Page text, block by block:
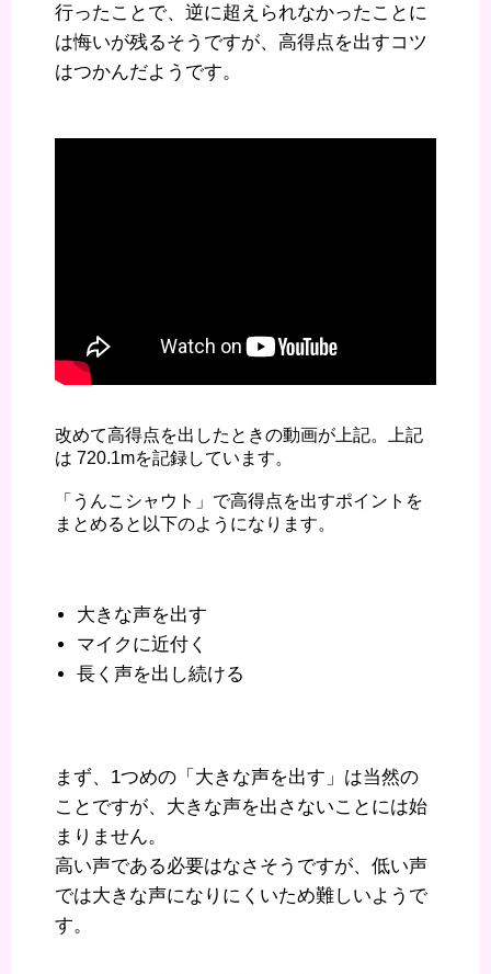
行ったことで、逆に超えられなかったことに
は悔いが残るそうですが、高得点を出すコツ
はつかんだようです。
改めて高得点を出したときの動画が上記。上記
は 720.1mを記録しています。
「うんこシャウト」で高得点を出すポイントを
まとめると以下のようになります。
大きな声を出す
マイクに近付く
長く声を出し続ける
まず、1つめの「大きな声を出す」は当然の
ことですが、大きな声を出さないことには始
まりません。
高い声である必要はなさそうですが、低い声
では大きな声になりにくいため難しいようで
す。